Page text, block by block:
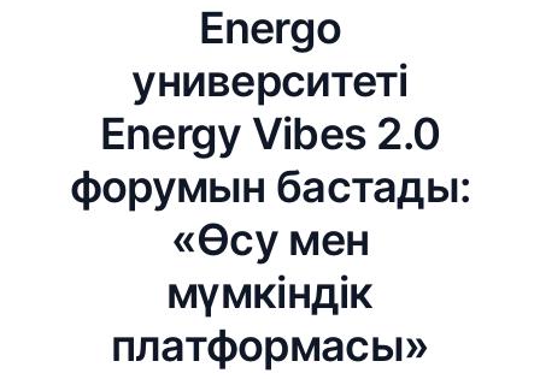
Energo
университеті
Energy Vibes 2.0
форумын бастады:
«Өсу мен
мүмкіндік
платформасы»